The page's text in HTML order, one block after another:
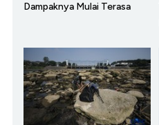
Dampaknya Mulai Terasa